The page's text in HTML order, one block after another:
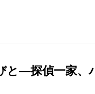
と―探偵一家